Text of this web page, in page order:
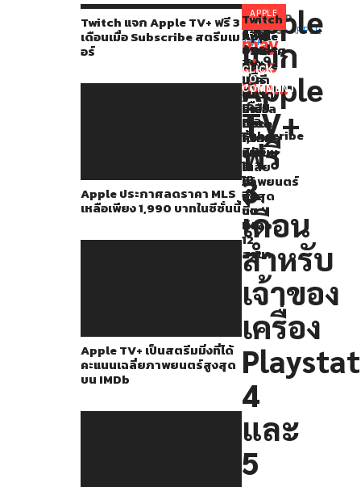
Twitch แจก Apple TV+ ฟรี 3
เดือนเมื่อ Subscribe สตรีมเม
อร์
Apple ประกาศลดราคา MLS
เหลือเพียง 1,990 บาทในซีซั่นนี้
Apple TV+ เป็นสตรีมมิ่งที่ได้
คะแนนเฉลี่ยภาพยนตร์สูงสุด
บน IMDb
APPLE
TV+
Apple
แจก
Apple
TV+
ฟรี
3
เดือน
สำหรับ
เจ้าของ
เครื่อง
4
และ
5
ก่อน
หน้า
นี้
Apple
เคย
แจก
Apple
TV+
ให้
ไป
ดู
กัน
ได้
ฟรีๆ
มา
แล้ว
สำหรับ
เจ้าของ
เครื่อง
Playstation
You
may
also
like...
Twitch
แจก
Apple
TV+
ฟรี
3
เดือน
เมื่อ
Subscribe
สตรี
ม
เม
อร์
Apple
ประกาศ
ลด
ราคา
MLS
เหลือ
เพียง
1,990
บาท
ใน
ซี
ซั่น
นี้
Apple
TV+
เป็น
สตรี
ม
มิ่ง
ที่
ได้
คะแนน
เฉลี่ย
ภาพยนตร์
สูงสุด
บน
IMDb
หนัง
จาก
Apple
TV+
พลาด
รางวัล
Oscar
ทั้งหมด
แม้
จะ
ได้
เข้า
ชิง
ถึง
12
สาขา
RELATED
TOPICS: APPLE
TV+
CLICK
TO
COMMENT